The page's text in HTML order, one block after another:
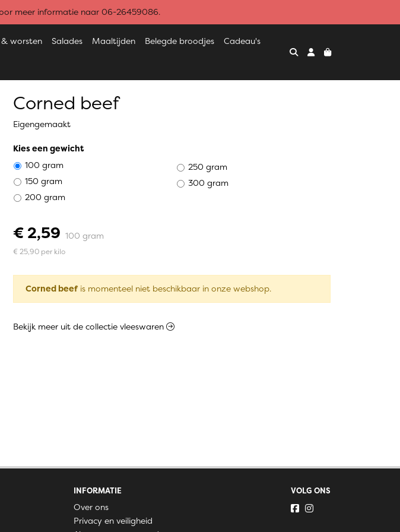
meer informatie naar 06-26459086.
& worsten Salades Maaltijden Belegde broodjes Cadeau's
Corned beef
Eigengemaakt
Kies een gewicht
100 gram
150 gram
200 gram
250 gram
300 gram
€ 2,59 100 gram
€ 25,90 per kilo
Corned beef is momenteel niet beschikbaar in onze webshop.
Bekijk meer uit de collectie vleeswaren
INFORMATIE
Over ons
Privacy en veiligheid
VOLG ONS